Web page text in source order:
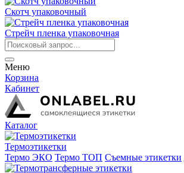
Скотч упаковочный
Стрейч пленка упаковочная
Меню
Корзина
Кабинет
Каталог
Термоэтикетки
Термо ЭКО Термо ТОП Съемные этикетки